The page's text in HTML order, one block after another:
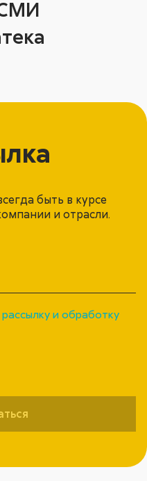
быть в курсе
и отрасли.
и обработку